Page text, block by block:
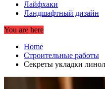
Лайфхаки
Ландшафтный дизайн
You are here
Home
Строительные работы
Секреты укладки